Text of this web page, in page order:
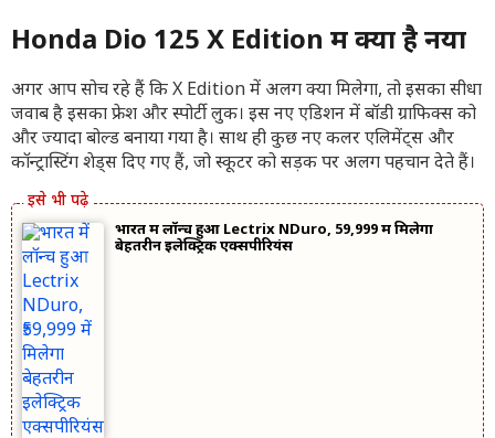
Honda Dio 125 X Edition में क्या है नया
अगर आप सोच रहे हैं कि X Edition में अलग क्या मिलेगा, तो इसका सीधा
जवाब है इसका फ्रेश और स्पोर्टी लुक। इस नए एडिशन में बॉडी ग्राफिक्स को
और ज्यादा बोल्ड बनाया गया है। साथ ही कुछ नए कलर एलिमेंट्स और
कॉन्ट्रास्टिंग शेड्स दिए गए हैं, जो स्कूटर को सड़क पर अलग पहचान देते हैं।
भारत में लॉन्च हुआ Lectrix NDuro, ₹59,999 में मिलेगा
बेहतरीन इलेक्ट्रिक एक्सपीरियंस